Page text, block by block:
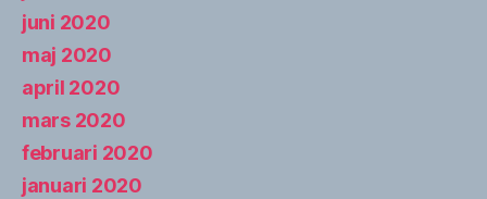
juni 2020
maj 2020
april 2020
mars 2020
februari 2020
januari 2020